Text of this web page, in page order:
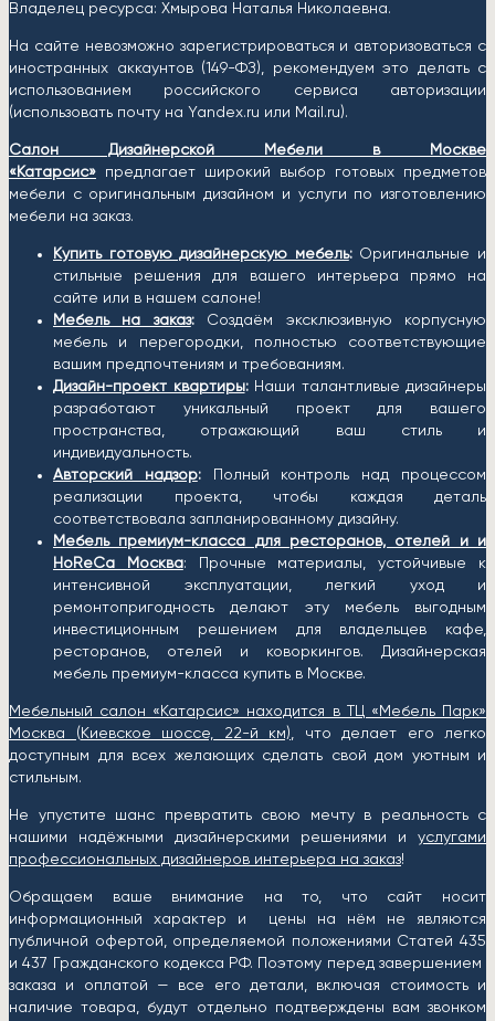
Владелец ресурса: Хмырова Наталья Николаевна.
На сайте невозможно зарегистрироваться и авторизоваться с
иностранных аккаунтов (149-ФЗ), рекомендуем это делать с
использованием российского сервиса авторизации
(использовать почту на Yandex.ru или Mail.ru).
Салон Дизайнерской Мебели в Москве
«Катарсис»
предлагает широкий выбор готовых предметов
мебели с оригинальным дизайном и услуги по изготовлению
мебели на заказ.
Купить готовую дизайнерскую мебель:Оригинальные и
стильные решения для вашего интерьера прямо на
сайте или в нашем салоне!
Мебель на заказ:Создаём эксклюзивную корпусную
мебель и перегородки, полностью соответствующие
вашим предпочтениям и требованиям.
Дизайн-проект квартиры:Наши талантливые дизайнеры
разработают уникальный проект для вашего
пространства, отражающий ваш стиль и
индивидуальность.
Авторский надзор:Полный контроль над процессом
реализации проекта, чтобы каждая деталь
соответствовала запланированному дизайну.
Мебель премиум-класса для ресторанов, отелей и и
HoReCa Москва: Прочные материалы, устойчивые к
интенсивной эксплуатации, легкий уход и
ремонтопригодность делают эту мебель выгодным
инвестиционным решением для владельцев кафе,
ресторанов, отелей и коворкингов. Дизайнерская
мебель премиум-класса купить в Москве.
Мебельный салон «Катарсис» находится в ТЦ «Мебель Парк»
Москва ( Киевское шоссе, 22-й км), что делает его легко
доступным для всех желающих сделать свой дом уютным и
стильным.
Не упустите шанс превратить свою мечту в реальность с
нашими надёжными дизайнерскими решениями и услугами
профессиональных дизайнеров интерьера на заказ!
Обращаем ваше внимание на то, что сайт носит
информационный характер и цены на нём не являются
публичной офертой, определяемой положениями Статей 435
и 437 Гражданского кодекса РФ. Поэтому перед завершением
заказа и оплатой — все его детали, включая стоимость и
наличие товара, будут отдельно подтверждены вам звонком